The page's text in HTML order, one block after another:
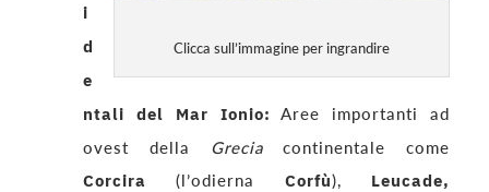
Clicca sull’immagine per ingrandire
i
d
e
ntali del Mar Ionio: Aree importanti ad
ovest della Greciacontinentale come
Corcira(l’odierna Corfù), Leucade,